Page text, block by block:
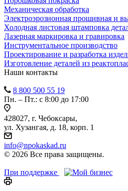
Механическая обработка
Электроэрозионная прошивная и
Холодная листовая штамповка
Лазерная маркировка и гравировка
Инструментальное производство
Проектирование и разработка
Изготовление деталей из
Наши контакты
8 800 500 55 19
Пн. – Пт.: с 8:00 до 17:00
428027, г. Чебоксары,
ул. Хузангая, д. 18, корп. 1
info@npokaskad.ru
© 2026 Все права защищены.
При поддержке